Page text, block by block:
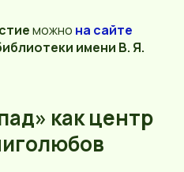
можно на сайте
имени В. Я.
как центр